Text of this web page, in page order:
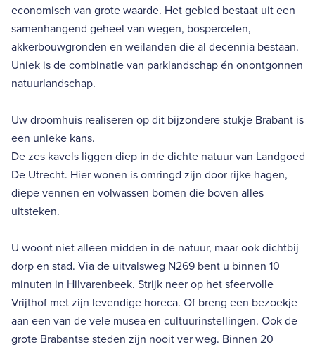
economisch van grote waarde. Het gebied bestaat uit een
samenhangend geheel van wegen, bospercelen,
akkerbouwgronden en weilanden die al decennia bestaan.
Uniek is de combinatie van parklandschap én onontgonnen
natuurlandschap.
Uw droomhuis realiseren op dit bijzondere stukje Brabant is
een unieke kans.
De zes kavels liggen diep in de dichte natuur van Landgoed
De Utrecht. Hier wonen is omringd zijn door rijke hagen,
diepe vennen en volwassen bomen die boven alles
uitsteken.
U woont niet alleen midden in de natuur, maar ook dichtbij
dorp en stad. Via de uitvalsweg N269 bent u binnen 10
minuten in Hilvarenbeek. Strijk neer op het sfeervolle
Vrijthof met zijn levendige horeca. Of breng een bezoekje
aan een van de vele musea en cultuurinstellingen. Ook de
grote Brabantse steden zijn nooit ver weg. Binnen 20